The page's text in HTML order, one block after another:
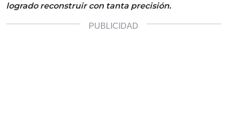
logrado reconstruir con tanta precisión.